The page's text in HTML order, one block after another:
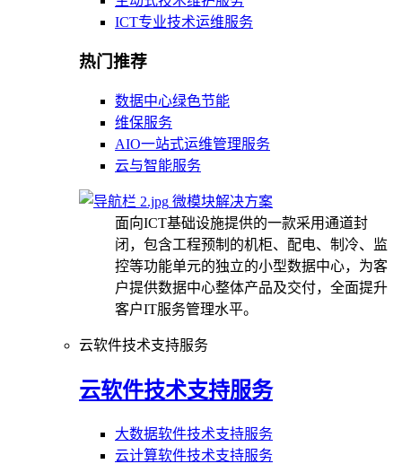
ICT专业技术运维服务
热门推荐
数据中心绿色节能
维保服务
AIO一站式运维管理服务
云与智能服务
微模块解决方案
面向ICT基础设施提供的一款采用通道封
闭，包含工程预制的机柜、配电、制冷、监
控等功能单元的独立的小型数据中心，为客
户提供数据中心整体产品及交付，全面提升
客户IT服务管理水平。
云软件技术支持服务
云软件技术支持服务
大数据软件技术支持服务
云计算软件技术支持服务